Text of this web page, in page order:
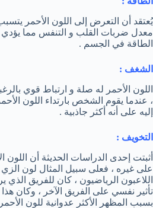
يُعتقد أن التعرض إلى اللون الأحمر
معدل ضربات القلب و التنفس مما يؤدي
الطاقة في الجسم .
الشغف :
اللون الأحمر له صلة و ارتباط قوي
، عندما يقوم الشخص بارتداء اللون
إليه على أنه أكثر جاذبية .
التخويف :
أثبتت إحدى الدراسات الحديثة أن اللون
على غيره ، فعلى سبيل المثال لون
اللاعبون الرياضيون ، كان للفريق الذي
تأثير نفسي على الفريق الآخر ، وكان هذا
بسبب المظهر الأكثر عدوانية للون